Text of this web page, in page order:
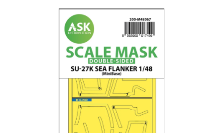
DOPLŇKY K MODELŮM
BARVY A POMŮCKY
SKY RIDERS COFFEE
PRODÁVANÉ ZNAČKY